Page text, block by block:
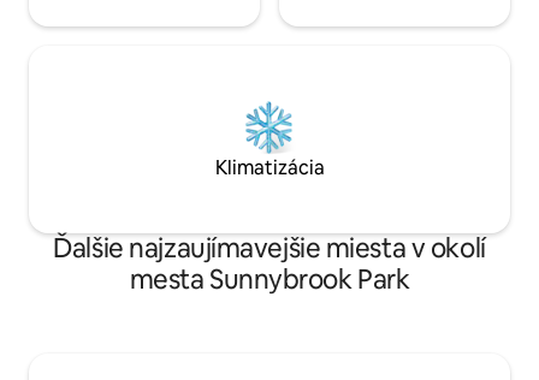
Klimatizácia
Ďalšie najzaujímavejšie miesta v okolí
mesta Sunnybrook Park